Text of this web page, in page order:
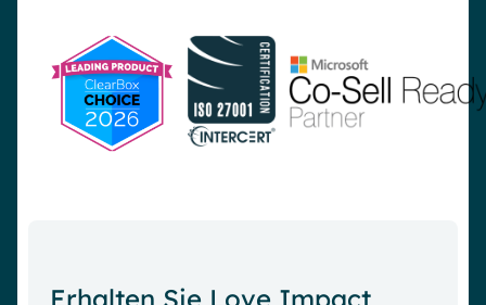
Erhalten Sie Love Impact